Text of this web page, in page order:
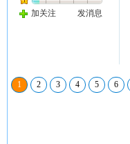
加关注 发消息
1 2 3 4 5 6